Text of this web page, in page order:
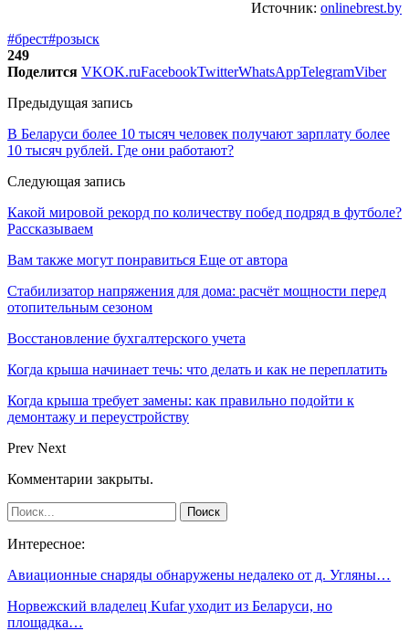
Источник: onlinebrest.by
#брест#розыск
249
Поделится VKOK.ruFacebookTwitterWhatsAppTelegramViber
Предыдущая запись
В Беларуси более 10 тысяч человек получают зарплату более
10 тысяч рублей. Где они работают?
Следующая запись
Какой мировой рекорд по количеству побед подряд в футболе?
Рассказываем
Вам также могут понравиться Еще от автора
Стабилизатор напряжения для дома: расчёт мощности перед
отопительным сезоном
Восстановление бухгалтерского учета
Когда крыша начинает течь: что делать и как не переплатить
Когда крыша требует замены: как правильно подойти к
демонтажу и переустройству
Prev Next
Комментарии закрыты.
Интересное:
Авиационные снаряды обнаружены недалеко от д. Угляны…
Норвежский владелец Kufar уходит из Беларуси, но
площадка…